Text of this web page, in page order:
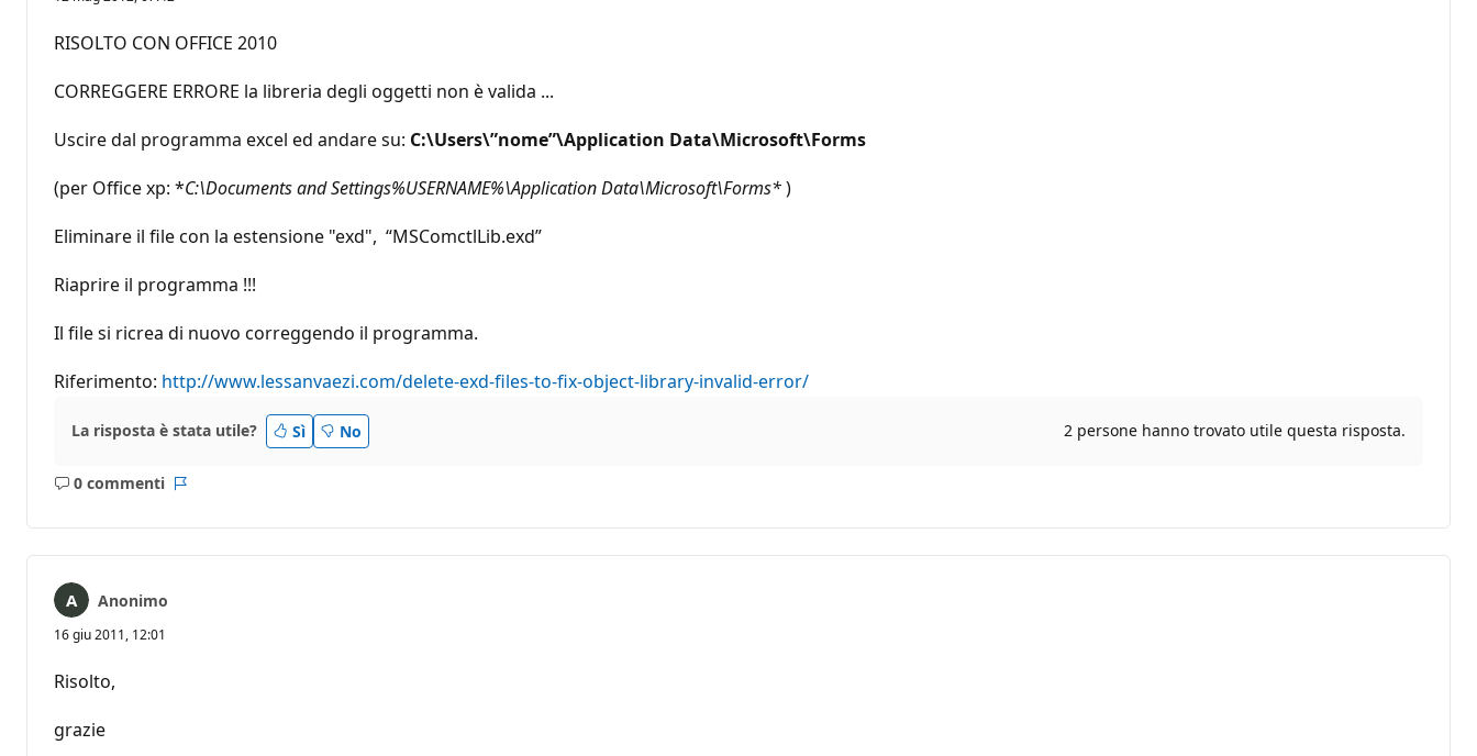
RISOLTO CON OFFICE 2010
CORREGGERE ERRORE la libreria degli oggetti non è valida ...
Uscire dal programma excel ed andare su: C:\Users\”nome”\Application Data\Microsoft\Forms
(per Office xp: *C:\Documents and Settings%USERNAME%\Application Data\Microsoft\Forms*)
Eliminare il file con la estensione "exd", “MSComctlLib.exd”
Riaprire il programma !!!
Il file si ricrea di nuovo correggendo il programma.
Riferimento: http://www.lessanvaezi.com/delete-exd-files-to-fix-object-library-invalid-error/
La risposta è stata utile? Sì No 2 persone hanno trovato utile questa risposta.
0 commenti
Nessun
Anonimo
16 giu 2011, 12:01
Risolto,
grazie